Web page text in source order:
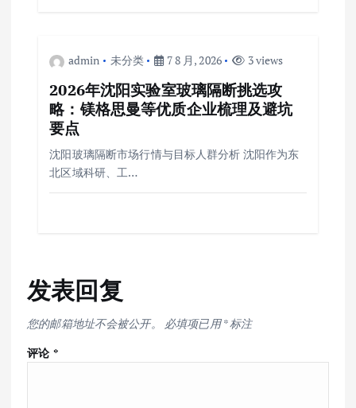
admin 未分类 7 8 月, 2026 3 views
2026年沈阳实验室玻璃隔断挑选攻
略：镁格思曼等优质企业梳理及避坑
要点
沈阳玻璃隔断市场行情与目标人群分析 沈阳作为东
北区域科研、工…
发表回复
您的邮箱地址不会被公开。 必填项已用*标注
评论 *